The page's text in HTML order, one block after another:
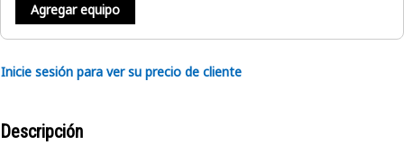
Agregar equipo
Inicie sesión para ver su precio de cliente
Descripción